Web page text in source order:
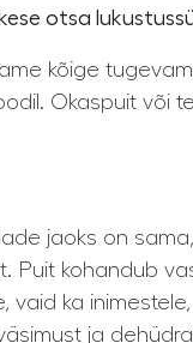
otsa
kõige
Okaspuit
jaoks on
Puit kohandub
vaid ka
ja